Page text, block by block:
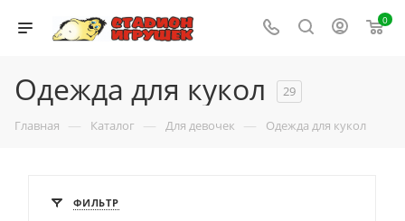
0
Одежда для кукол 29
Главная — Каталог — Для девочек — Одежда для кукол
ФИЛЬТР